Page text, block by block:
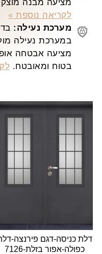
מציעה מבנה מוצק
לקריאה נוספת »
מערכת נעילה:
במערכת נעילה
מציעה אבטחה
בטוח ומאובטח.
דלת כניסה-דגם פירנצה-
כפולה-אפור בזלת-7126